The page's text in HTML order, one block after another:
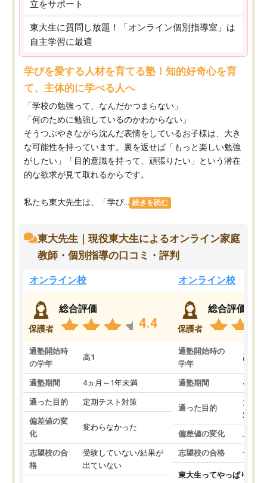
立をサポート
東大生に質問し放題！「オンライン個別指導室」は
自主学習に最適
学びを愛する人材を育てる塾！知的好奇心を育
て、主体的に学べる人へ
「学校の勉強って、なんだかつまらない」
「何のために勉強しているのかわからない」
そうつぶやきながら沈んだ表情をしているお子様は、大き
な可能性を持っています。裏を返せば「もっと楽しい勉強
がしたい」「目的意識を持って、頑張りたい」という潜在
的な欲求が見て取れるからです。
私たち東大先生は、「学び... 続きを読む
東大先生｜現役東大生によるオンライン家庭
教師・個別指導の口コミ・評判
オンライン校
保護者
総合評価
4.4
通塾開始時
の学年
高1
通塾期間 4ヵ月～1年未満
通った目的 定期テスト対策
偏差値の変
化
変わらなかった
志望校の合
格
受験していない/結果が
出ていない
オンライン校
保護者
総合評価
通塾開始時の
学年
高3
通塾期間 4ヵ月
通った目的
大学
対策
偏差値の変化 上が
志望校の合格 合格
東大生ってやっぱりすご